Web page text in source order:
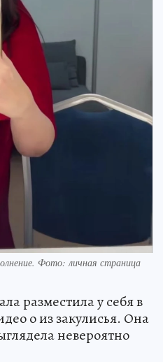
Фото: личная страница
разместила у себя в
о из закулисья. Она
невероятно